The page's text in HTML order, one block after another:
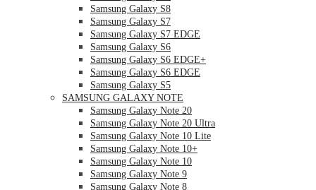
Samsung Galaxy S8
Samsung Galaxy S7
Samsung Galaxy S7 EDGE
Samsung Galaxy S6
Samsung Galaxy S6 EDGE+
Samsung Galaxy S6 EDGE
Samsung Galaxy S5
SAMSUNG GALAXY NOTE
Samsung Galaxy Note 20
Samsung Galaxy Note 20 Ultra
Samsung Galaxy Note 10 Lite
Samsung Galaxy Note 10+
Samsung Galaxy Note 10
Samsung Galaxy Note 9
Samsung Galaxy Note 8